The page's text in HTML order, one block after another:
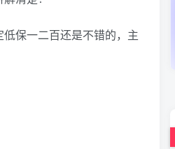
保一二百还是不错的，主